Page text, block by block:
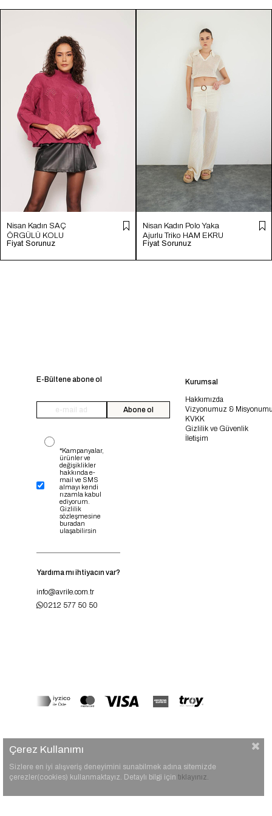
Nisan Kadın SAÇ
ÖRGÜLÜ KOLU
YIRTMAÇLI TRİKO
Fiyat Sorunuz
Nisan Kadın Polo Yaka
Ajurlu Triko HAM EKRU
TT4246-Z
Fiyat Sorunuz
E-Bültene abone ol
Abone ol
*Kampanyalar,
ürünler ve
değişiklikler
hakkında e-
mail ve SMS
almayı kendi
rızamla kabul
ediyorum.
Gizlilik
sözleşmesine
buradan
ulaşabilirsin
Yardıma mı ihtiyacın var?
info@avrile.com.tr
0212 577 50 50
Kurumsal
Hakkımızda
Vizyonumuz &
KVKK
Gizlilik ve Güvenlik
İletişim
Çerez Kullanımı
Sizlere en iyi alışveriş deneyimini sunabilmek adına sitemizde
çerezler(cookies) kullanmaktayız. Detaylı bilgi için tıklayınız.